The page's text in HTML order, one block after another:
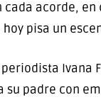
cada acorde, en
pisa un
Ivana
su padre con